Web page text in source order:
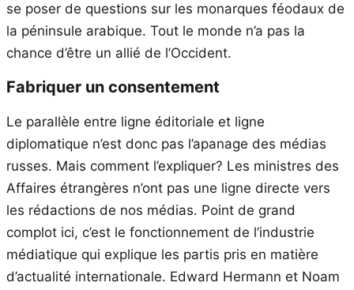
se poser de questions sur les monarques féodaux de
la péninsule arabique. Tout le monde n’a pas la
chance d’être un allié de l’Occident.
Fabriquer un consentement
Le parallèle entre ligne éditoriale et ligne
diplomatique n’est donc pas l’apanage des médias
russes. Mais comment l’expliquer? Les ministres des
Affaires étrangères n’ont pas une ligne directe vers
les rédactions de nos médias. Point de grand
complot ici, c’est le fonctionnement de l’industrie
médiatique qui explique les partis pris en matière
d’actualité internationale. Edward Hermann et Noam